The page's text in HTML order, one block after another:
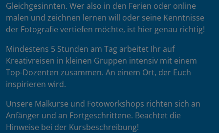
Gleichgesinnten. Wer also in den Ferien oder online
malen und zeichnen lernen will oder seine Kenntnisse
der Fotografie vertiefen möchte, ist hier genau richtig!
Mindestens 5 Stunden am Tag arbeitet Ihr auf
Kreativreisen in kleinen Gruppen intensiv mit einem
Top-Dozenten zusammen. An einem Ort, der Euch
inspirieren wird.
Unsere Malkurse und Fotoworkshops richten sich an
Anfänger und an Fortgeschrittene. Beachtet die
Hinweise bei der Kursbeschreibung!